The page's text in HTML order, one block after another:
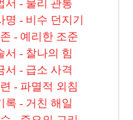
서 - 물리 관통
명 - 비수 던지기
- 예리한 조준
서 - 찰나의 힘
서 - 급소 사격
- 파멸적 외침
록 - 거친 해일